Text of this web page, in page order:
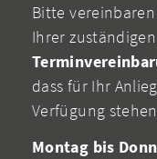
Bitte
Ihrer
dass für Ihr
Verfügung
Montag bis